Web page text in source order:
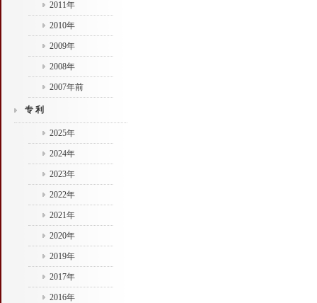
2011年
2010年
2009年
2008年
2007年前
专 利
2025年
2024年
2023年
2022年
2021年
2020年
2019年
2017年
2016年